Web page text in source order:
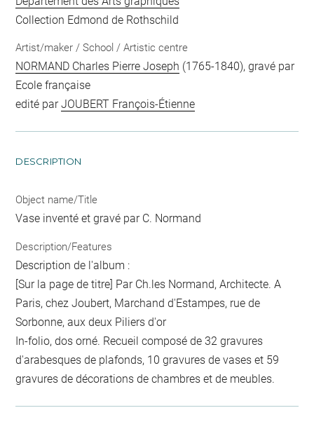
Collection Edmond de Rothschild
Artist/maker / School / Artistic centre
NORMAND Charles Pierre Joseph (1765-1840), gravé par
Ecole française
edité parJOUBERT François-Étienne
DESCRIPTION
Object name/Title
Vase inventé et gravé par C. Normand
Description/Features
Description de l'album :
[Sur la page de titre] Par Ch.les Normand, Architecte. A
Paris, chez Joubert, Marchand d'Estampes, rue de
Sorbonne, aux deux Piliers d'or
In-folio, dos orné. Recueil composé de 32 gravures
d'arabesques de plafonds, 10 gravures de vases et 59
gravures de décorations de chambres et de meubles.